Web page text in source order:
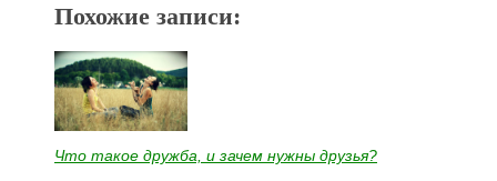
Похожие записи:
Что такое дружба, и зачем нужны друзья?